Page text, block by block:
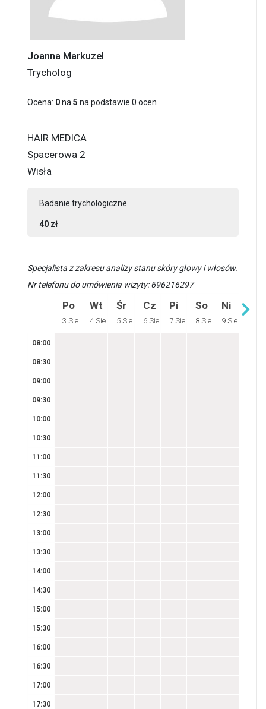
Joanna Markuzel
Trycholog
Ocena: 0na 5 na podstawie 0 ocen
HAIR MEDICA
Spacerowa 2
Wisła
Badanie trychologiczne
40 zł
Specjalista z zakresu analizy stanu skóry głowy i włosów.
Nr telefonu do umówienia wizyty: 696216297
Po
3 Sie
Wt
4 Sie
Śr
5 Sie
Cz
6 Sie
Pi
7 Sie
So
8 Sie
Ni
9 Sie
08:00
08:30
09:00
09:30
10:00
10:30
11:00
11:30
12:00
12:30
13:00
13:30
14:00
14:30
15:00
15:30
16:00
16:30
17:00
17:30